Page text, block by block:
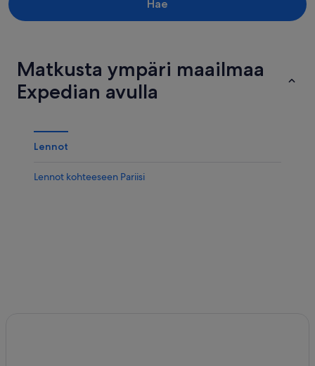
Hae
Matkusta ympäri maailmaa
Expedian avulla
Lennot
Lennot kohteeseen Pariisi